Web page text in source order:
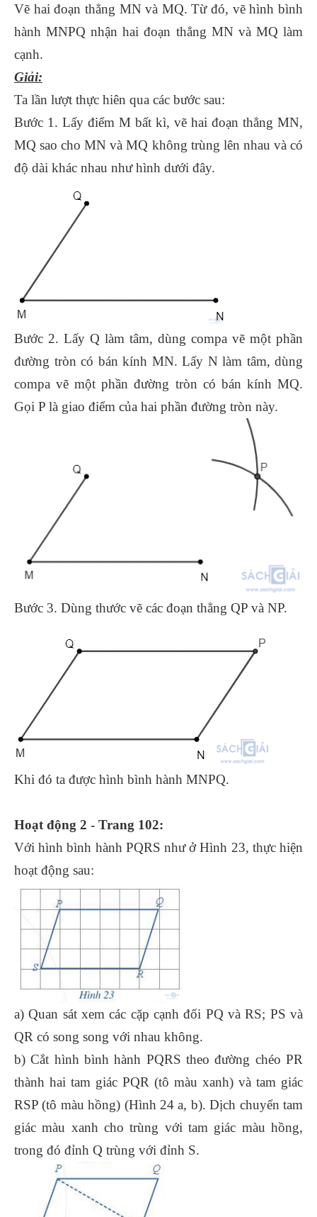
Vẽ hai đoạn thẳng MN và MQ. Từ đó, vẽ hình bình
hành MNPQ nhận hai đoạn thẳng MN và MQ làm
cạnh.
Giải:
Ta lần lượt thực hiên qua các bước sau:
Bước 1. Lấy điểm M bất kì, vẽ hai đoạn thẳng MN,
MQ sao cho MN và MQ không trùng lên nhau và có
độ dài khác nhau như hình dưới đây.
Bước 2. Lấy Q làm tâm, dùng compa vẽ một phần
đường tròn có bán kính MN. Lấy N làm tâm, dùng
compa vẽ một phần đường tròn có bán kính MQ.
Gọi P là giao điểm của hai phần đường tròn này.
Bước 3. Dùng thước vẽ các đoạn thẳng QP và NP.
Khi đó ta được hình bình hành MNPQ.
Hoạt động 2 - Trang 102:
Với hình bình hành PQRS như ở Hình 23, thực hiện
hoạt động sau:
a) Quan sát xem các cặp cạnh đối PQ và RS; PS và
QR có song song với nhau không.
b) Cắt hình bình hành PQRS theo đường chéo PR
thành hai tam giác PQR (tô màu xanh) và tam giác
RSP (tô màu hồng) (Hình 24 a, b). Dịch chuyển tam
giác màu xanh cho trùng với tam giác màu hồng,
trong đó đỉnh Q trùng với đỉnh S.